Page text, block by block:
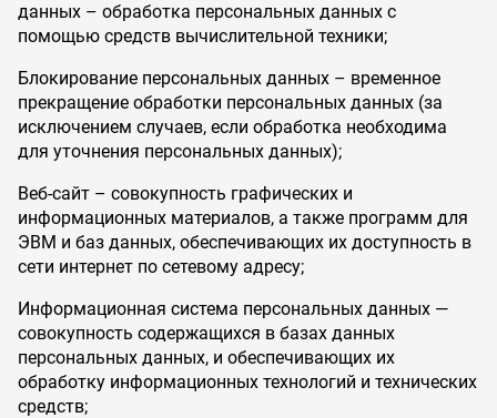
данных – обработка персональных данных с
помощью средств вычислительной техники;
Блокирование персональных данных – временное
прекращение обработки персональных данных (за
исключением случаев, если обработка необходима
для уточнения персональных данных);
Веб-сайт – совокупность графических и
информационных материалов, а также программ для
ЭВМ и баз данных, обеспечивающих их доступность в
сети интернет по сетевому адресу;
Информационная система персональных данных —
совокупность содержащихся в базах данных
персональных данных, и обеспечивающих их
обработку информационных технологий и технических
средств;